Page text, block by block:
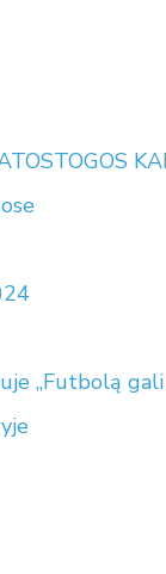
„Futbolą gali